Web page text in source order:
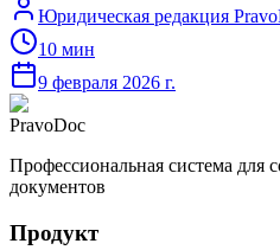
Юридическая редакция
10 мин
9 февраля 2026 г.
PravoDoc
Профессиональная система для
документов
Продукт